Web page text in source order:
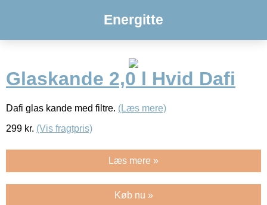
Energitte
Glaskande 2,0 l Hvid Dafi
Dafi glas kande med filtre. (Læs mere)
299 kr. (Vis fragtpris)
Læs mere »
Køb nu »